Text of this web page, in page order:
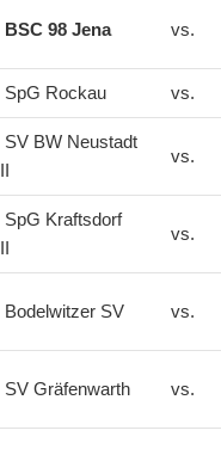
BSC 98 Jena vs.
SpG Rockau vs.
SV BW Neustadt
II
vs.
SpG Kraftsdorf
II
vs.
Bodelwitzer SV vs.
SV Gräfenwarth vs.